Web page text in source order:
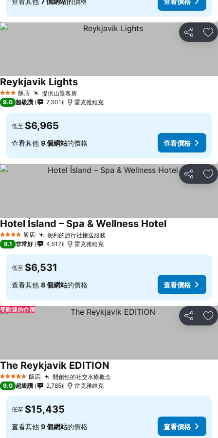
分享 加
3 星級 飯店 提供山景客房
Reykjavik Lights
9.0 超級讚 7,301 雷克雅維克
低至 $6,965
查看其他 9 個網站的價格 查看價格
分享 加
4 星級 飯店 便利的旅行社接送服務
Hotel Ísland – Spa & Wellness Hotel
8.1 非常好 4,517 雷克雅維克
低至 $6,531
查看其他 8 個網站的價格 查看價格
分享 加
受歡迎的住宿
5 星級 飯店 開創性的社交水療概念
The Reykjavik EDITION
9.0 超級讚 2,785 雷克雅維克
低至 $15,435
查看其他 9 個網站的價格 查看價格